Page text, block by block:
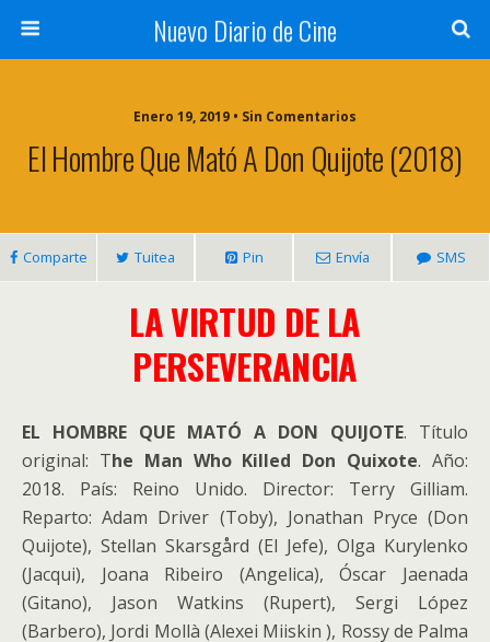
Nuevo Diario de Cine
Enero 19, 2019 • Sin Comentarios
El Hombre Que Mató A Don Quijote (2018)
Comparte Tuitea Pin Envía SMS
LA VIRTUD DE LA
PERSEVERANCIA
EL HOMBRE QUE MATÓ A DON QUIJOTE. Título
original: The Man Who Killed Don Quixote. Año:
2018. País: Reino Unido. Director: Terry Gilliam.
Reparto: Adam Driver (Toby), Jonathan Pryce (Don
Quijote), Stellan Skarsgård (El Jefe), Olga Kurylenko
(Jacqui), Joana Ribeiro (Angelica), Óscar Jaenada
(Gitano), Jason Watkins (Rupert), Sergi López
(Barbero), Jordi Mollà (Alexei Miiskin ), Rossy de Palma